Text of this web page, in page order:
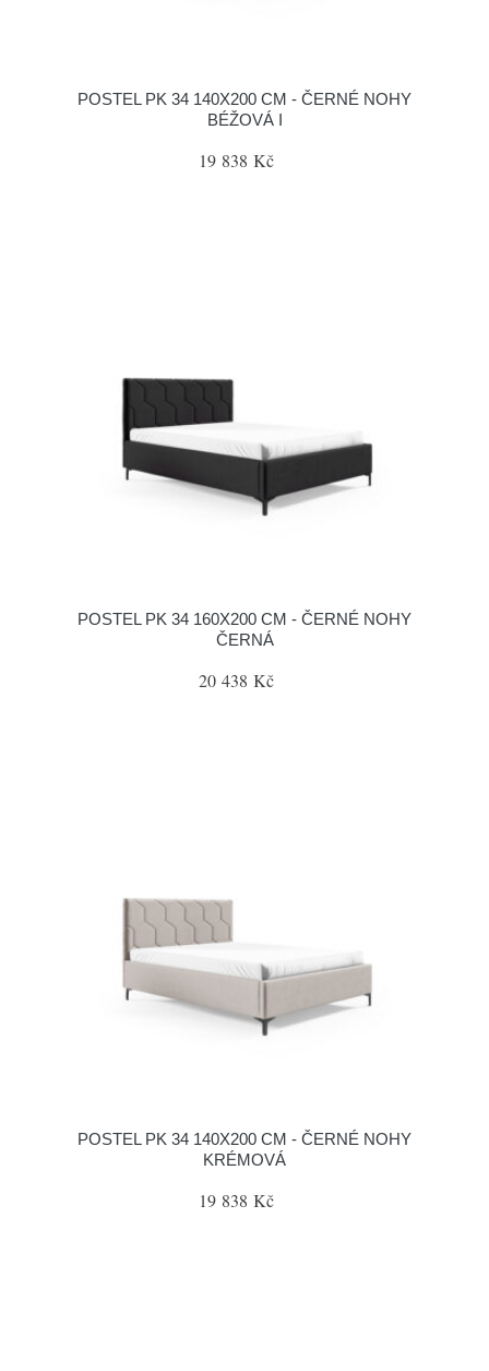
POSTEL PK 34 140X200 CM - ČERNÉ NOHY
BÉŽOVÁ I
19 838 Kč
POSTEL PK 34 160X200 CM - ČERNÉ NOHY
ČERNÁ
20 438 Kč
POSTEL PK 34 140X200 CM - ČERNÉ NOHY
KRÉMOVÁ
19 838 Kč